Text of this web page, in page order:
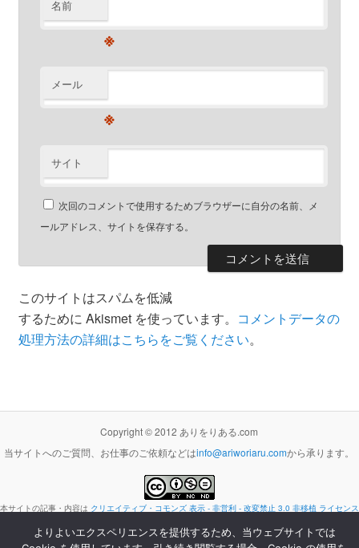
名前
※
メール
※
サイト
次回のコメントで使用するためブラウザーに自分の名前、メ
ールアドレス、サイトを保存する。
このサイトはスパムを低減
するために Akismet を使っています。 コメントデータの
処理方法の詳細はこちらをご覧ください。
Copyright © 2012 ありをりある.com
当サイトへのご質問、お仕事のご依頼などはinfo@ariworiaru.comから承ります。
本サイトの記事・内容は クリエイティブ・コモンズ 表示 - 非営利 - 改変禁止 3.0 非移植 ライセンス
Proudly powered by WordPress
よりよいエクスペリエンスを提供するため、当ウェブサイトでは